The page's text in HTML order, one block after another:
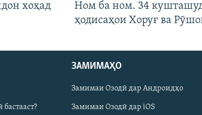
хоҳад
Ном ба ном. 34
ҳодисаҳои Хоруғ ва
ЗАМИМАҲО
Замимаи Озодӣ дар Андроидҳо
Замимаи Озодӣ дар iOS